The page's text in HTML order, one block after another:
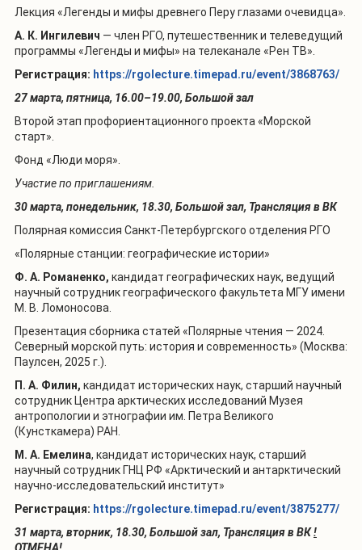
Лекция «Легенды и мифы древнего Перу глазами очевидца».
А. К. Ингилевич — член РГО, путешественник и телеведущий
программы «Легенды и мифы» на телеканале «Рен ТВ».
Регистрация: https://rgolecture.timepad.ru/event/3868763/
27 марта, пятница, 16.00–19.00, Большой зал
Второй этап профориентационного проекта «Морской
старт».
Фонд «Люди моря».
Участие по приглашениям.
30 марта, понедельник, 18.30, Большой зал, Трансляция в ВК
Полярная комиссия Санкт-Петербургского отделения РГО
«Полярные станции: географические истории»
Ф. А. Романенко, кандидат географических наук, ведущий
научный сотрудник географического факультета МГУ имени
М. В. Ломоносова.
Презентация сборника статей «Полярные чтения — 2024.
Северный морской путь: история и современность» (Москва:
Паулсен, 2025 г.).
П. А. Филин, кандидат исторических наук, старший научный
сотрудник Центра арктических исследований Музея
антропологии и этнографии им. Петра Великого
(Кунсткамера) РАН.
М. А. Емелина, кандидат исторических наук, старший
научный сотрудник ГНЦ РФ «Арктический и антарктический
научно-исследовательский институт»
Регистрация: https://rgolecture.timepad.ru/event/3875277/
31 марта, вторник, 18.30, Большой зал, Трансляция в ВК!
ОТМЕНА!